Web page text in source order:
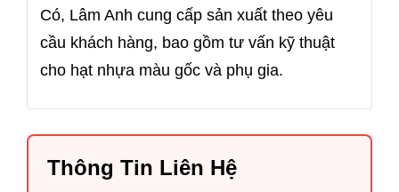
Có, Lâm Anh cung cấp sản xuất theo yêu
cầu khách hàng, bao gồm tư vấn kỹ thuật
cho hạt nhựa màu gốc và phụ gia.
Thông Tin Liên Hệ